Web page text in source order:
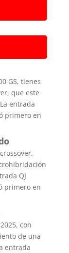
GS, tienes
que este
entrada
primero en
QJ
primero en
con
de una
entrada